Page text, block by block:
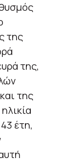
της
της,
της
έτη,